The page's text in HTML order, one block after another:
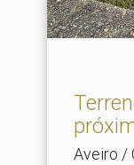
Aveiro /